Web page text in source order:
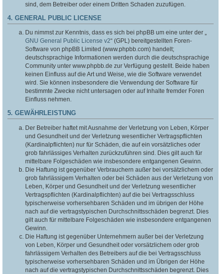
sind, dem Betreiber oder einem Dritten Schaden zuzufügen.
4. GENERAL PUBLIC LICENSE
Du nimmst zur Kenntnis, dass es sich bei phpBB um eine unter der „
GNU General Public License v2“ (GPL) bereitgestellten Foren-
Software von phpBB Limited (www.phpbb.com) handelt;
deutschsprachige Informationen werden durch die deutschsprachige
Community unter www.phpbb.de zur Verfügung gestellt. Beide haben
keinen Einfluss auf die Art und Weise, wie die Software verwendet
wird. Sie können insbesondere die Verwendung der Software für
bestimmte Zwecke nicht untersagen oder auf Inhalte fremder Foren
Einfluss nehmen.
5. GEWÄHRLEISTUNG
Der Betreiber haftet mit Ausnahme der Verletzung von Leben, Körper
und Gesundheit und der Verletzung wesentlicher Vertragspflichten
(Kardinalpflichten) nur für Schäden, die auf ein vorsätzliches oder
grob fahrlässiges Verhalten zurückzuführen sind. Dies gilt auch für
mittelbare Folgeschäden wie insbesondere entgangenen Gewinn.
Die Haftung ist gegenüber Verbrauchern außer bei vorsätzlichem oder
grob fahrlässigem Verhalten oder bei Schäden aus der Verletzung von
Leben, Körper und Gesundheit und der Verletzung wesentlicher
Vertragspflichten (Kardinalpflichten) auf die bei Vertragsschluss
typischerweise vorhersehbaren Schäden und im übrigen der Höhe
nach auf die vertragstypischen Durchschnittsschäden begrenzt. Dies
gilt auch für mittelbare Folgeschäden wie insbesondere entgangenen
Gewinn.
Die Haftung ist gegenüber Unternehmern außer bei der Verletzung
von Leben, Körper und Gesundheit oder vorsätzlichem oder grob
fahrlässigem Verhalten des Betreibers auf die bei Vertragsschluss
typischerweise vorhersehbaren Schäden und im Übrigen der Höhe
nach auf die vertragstypischen Durchschnittsschäden begrenzt. Dies